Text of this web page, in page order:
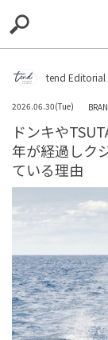
trill
tend Editorial
2026.06.30(Tue)
ドンキや
年が経過しク
ている理由